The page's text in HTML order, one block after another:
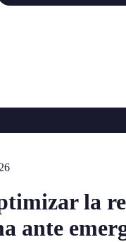
la
ante